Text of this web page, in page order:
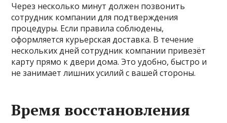
Через несколько минут должен позвонить
сотрудник компании для подтверждения
процедуры. Если правила соблюдены,
оформляется курьерская доставка. В течение
нескольких дней сотрудник компании привезёт
карту прямо к двери дома. Это удобно, быстро и
не занимает лишних усилий с вашей стороны.
Время восстановления